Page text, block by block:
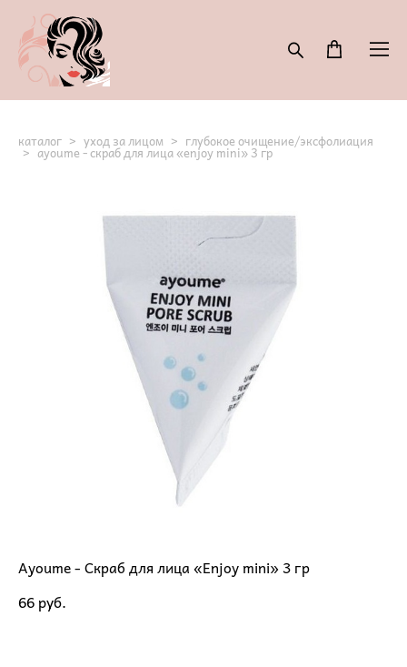
каталог > уход за лицом > глубокое очищение/эксфолиация
> ayoume - скраб для лица «enjoy mini» 3 гр
Ayoume - Скраб для лица «Enjoy mini» 3 гр
66 pуб.